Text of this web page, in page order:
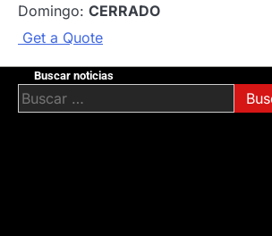
Domingo: CERRADO
Get a Quote
Buscar noticias
Buscar: